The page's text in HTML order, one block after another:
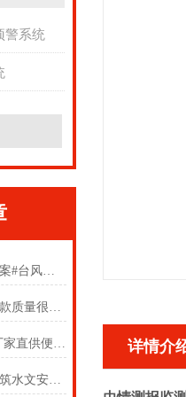
警系统
农田小气候观测站报价方案#台风新闻
设施化农业气象站——一款质量很奈斯的太阳能智能农业气象监测系统
环境便携式环境气象站-厂家直供便携式气象站设备【寒潮快讯】
水利工程雨量监测站：构筑水文安全智慧防线
详情介